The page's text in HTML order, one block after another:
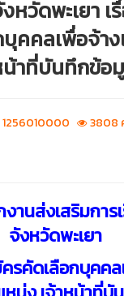
หวัดพะเยา เ
คคลเพื่อจ้าง
น้าที่บันทึกข้อ
1256010000 3808
านส่งเสริมการ
จังหวัดพะเยา
รคัดเลือกบุคค